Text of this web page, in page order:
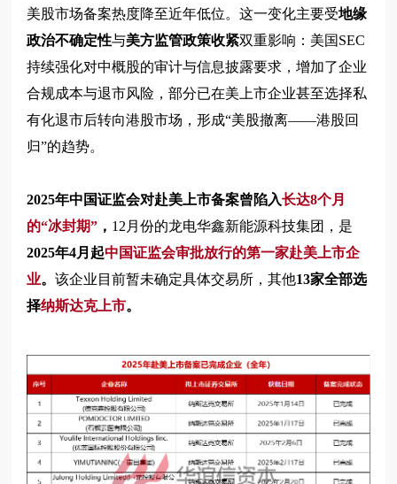
美股市场备案热度降至近年低位。这一变化主要受地缘
政治不确定性与美方监管政策收紧双重影响：美国SEC
持续强化对中概股的审计与信息披露要求，增加了企业
合规成本与退市风险，部分已在美上市企业甚至选择私
有化退市后转向港股市场，形成“美股撤离——港股回
归”的趋势。
2025年中国证监会对赴美上市备案曾陷入长达8个月
的“冰封期” ， 12月份的龙电华鑫新能源科技集团，是
2025年4月起中国证监会审批放行的第一家赴美上市企
业。该企业目前暂未确定具体交易所，其他13家全部选
择纳斯达克上市。